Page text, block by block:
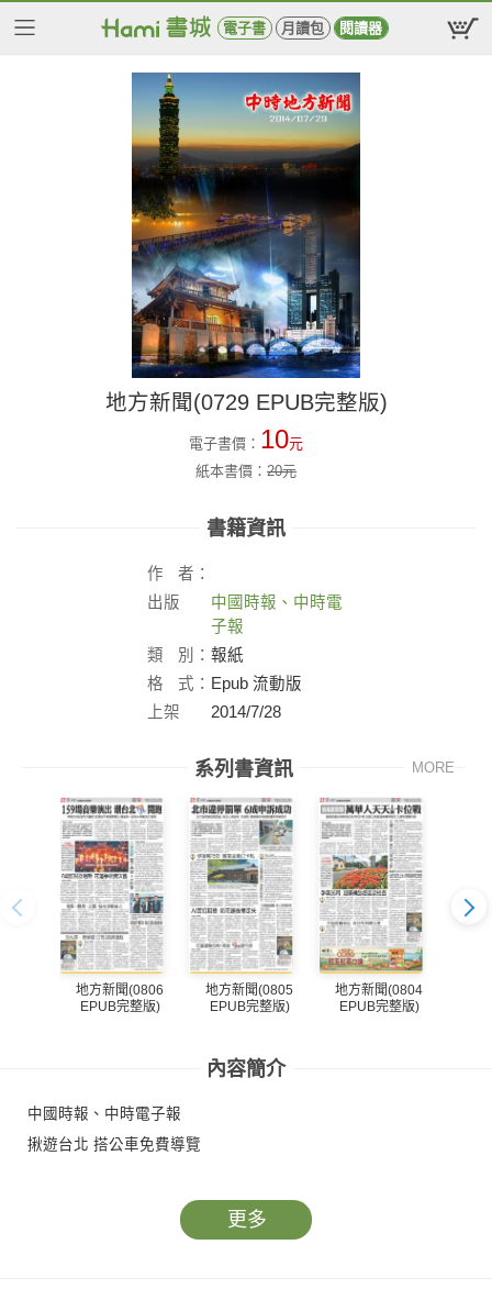
電子書 月讀包 閱讀器
地方新聞(0729 EPUB完整版)
電子書價： 10元
紙本書價： 20元
書籍資訊
作
者：
出版
中國時報、中時電
子報
類
別： 報紙
格
式： Epub 流動版
上架
2014/7/28
系列書資訊 MORE
地方新聞(0806
EPUB完整版)
地方新聞(0805
EPUB完整版)
地方新聞(0804
EPUB完整版)
內容簡介
中國時報、中時電子報
揪遊台北 搭公車免費導覽
更多